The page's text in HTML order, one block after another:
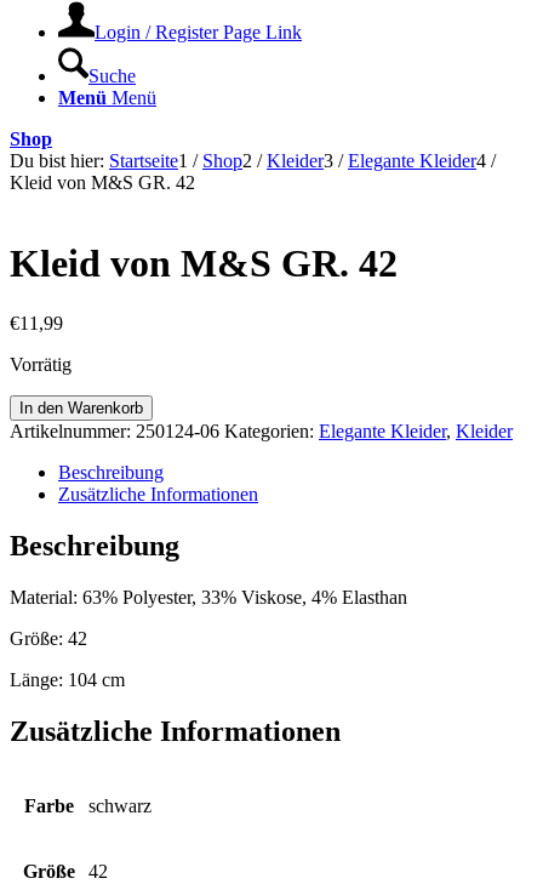
Login / Register Page Link
Suche
Menü Menü
Shop
Du bist hier: Startseite1 / Shop2 / Kleider3 / Elegante Kleider4 /
Kleid von M&S GR. 42
Kleid von M&S GR. 42
€11,99
Vorrätig
Kleid
von
GR.
In den Warenkorb
Artikelnummer: 250124-06 Kategorien: Elegante Kleider, Kleider
Beschreibung
Zusätzliche Informationen
Beschreibung
Material: 63% Polyester, 33% Viskose, 4% Elasthan
Größe: 42
Länge: 104 cm
Zusätzliche Informationen
Farbe schwarz
Größe 42